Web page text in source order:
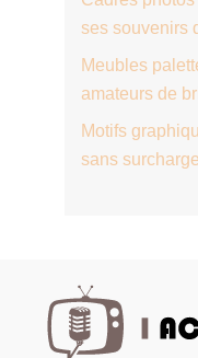
ses souvenirs
Meubles
amateurs de
Motifs
sans